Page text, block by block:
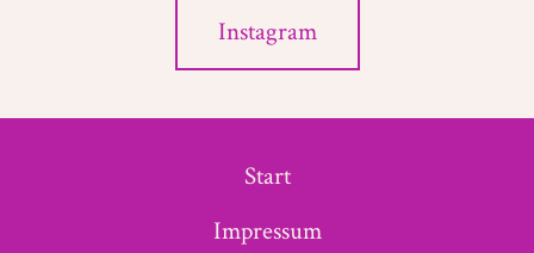
Instagram
Start
Impressum